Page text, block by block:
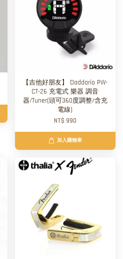
【吉他好朋友】 Daddario PW-
CT-26 充電式 樂器 調音
器/Tuner(頭可360度調整/含充
電線)
NT$ 990
加入購物車